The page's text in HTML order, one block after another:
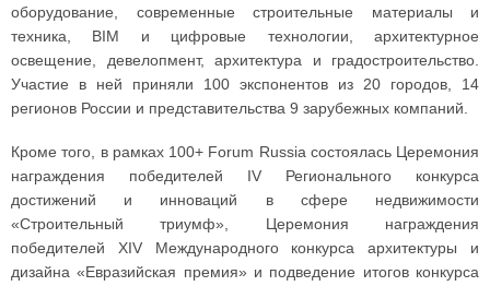
оборудование, современные строительные материалы и
техника, BIM и цифровые технологии, архитектурное
освещение, девелопмент, архитектура и градостроительство.
Участие в ней приняли 100 экспонентов из 20 городов, 14
регионов России и представительства 9 зарубежных компаний.
Кроме того, в рамках 100+ Forum Russia состоялась Церемония
награждения победителей IV Регионального конкурса
достижений и инноваций в сфере недвижимости
«Строительный триумф», Церемония награждения
победителей XIV Международного конкурса архитектуры и
дизайна «Евразийская премия» и подведение итогов конкурса